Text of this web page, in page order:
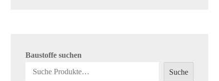
Baustoffe suchen
Suche